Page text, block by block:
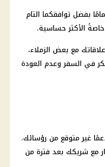
بفضل توافقكما التام
الأكثر حساسية.
مع بعض الزملاء،
في السفر وعدم العودة
غير متوقع من رؤسائك.
مع شريكك بعد فترة من